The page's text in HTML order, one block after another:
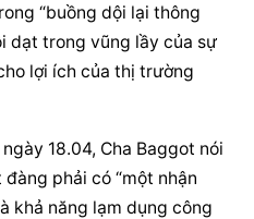
“buồng dội lại thông
dạt trong vũng lầy của sự
lợi ích của thị trường
18.04, Cha Baggot nói
phải có “một nhận
khả năng lạm dụng công